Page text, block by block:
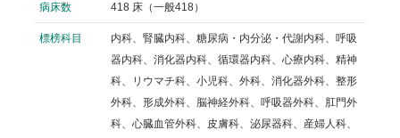
病床数 418 床（一般418）
標榜科目
内科、腎臓内科、糖尿病・内分泌・代謝内科、呼吸
器内科、消化器内科、循環器内科、心療内科、精神
科、リウマチ科、小児科、外科、消化器外科、整形
外科、形成外科、脳神経外科、呼吸器外科、肛門外
科、心臓血管外科、皮膚科、泌尿器科、産婦人科、